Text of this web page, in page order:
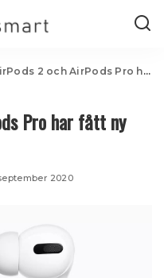
och AirPods Pro har fått ny mjukvara (3A283)
Pro har fått ny
2020